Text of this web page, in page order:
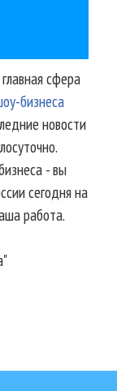
сфера
бизнеса
новости
- вы
сегодня на
работа.